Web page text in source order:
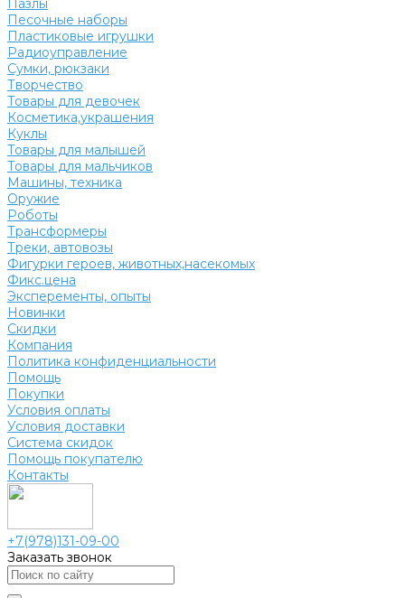
Пазлы
Песочные наборы
Пластиковые игрушки
Радиоуправление
Сумки, рюкзаки
Творчество
Товары для девочек
Косметика,украшения
Куклы
Товары для малышей
Товары для мальчиков
Машины, техника
Оружие
Роботы
Трансформеры
Треки, автовозы
Фигурки героев, животных,насекомых
Фикс.цена
Эксперементы, опыты
Новинки
Скидки
Компания
Политика конфиденциальности
Помощь
Покупки
Условия оплаты
Условия доставки
Система скидок
Помощь покупателю
Контакты
+7(978)131-09-00
Заказать звонок